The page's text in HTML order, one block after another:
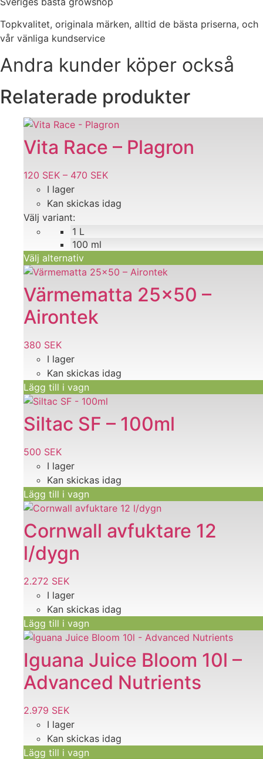
Topkvalitet, originala märken, alltid de bästa priserna, och
vår vänliga kundservice
Andra kunder köper också
Relaterade produkter
Vita Race – Plagron
120 SEK – 470 SEK
till
1 L
100 ml
I lager
Kan skickas idag
Välj variant:
Välj alternativ
Den
här
produkten
flera
varianter.
olika
alternativen
kan
väljas
produktsidan
Värmematta 25×50 –
Airontek
380 SEK
I lager
Kan skickas idag
Lägg till i vagn
Siltac SF – 100ml
500 SEK
I lager
Kan skickas idag
Lägg till i vagn
Cornwall avfuktare 12
l/dygn
2.272 SEK
I lager
Kan skickas idag
Lägg till i vagn
Iguana Juice Bloom 10l –
Advanced Nutrients
2.979 SEK
I lager
Kan skickas idag
Lägg till i vagn